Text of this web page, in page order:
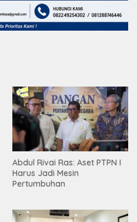
Abdul Rivai Ras: Aset PTPN I
Harus Jadi Mesin
Pertumbuhan